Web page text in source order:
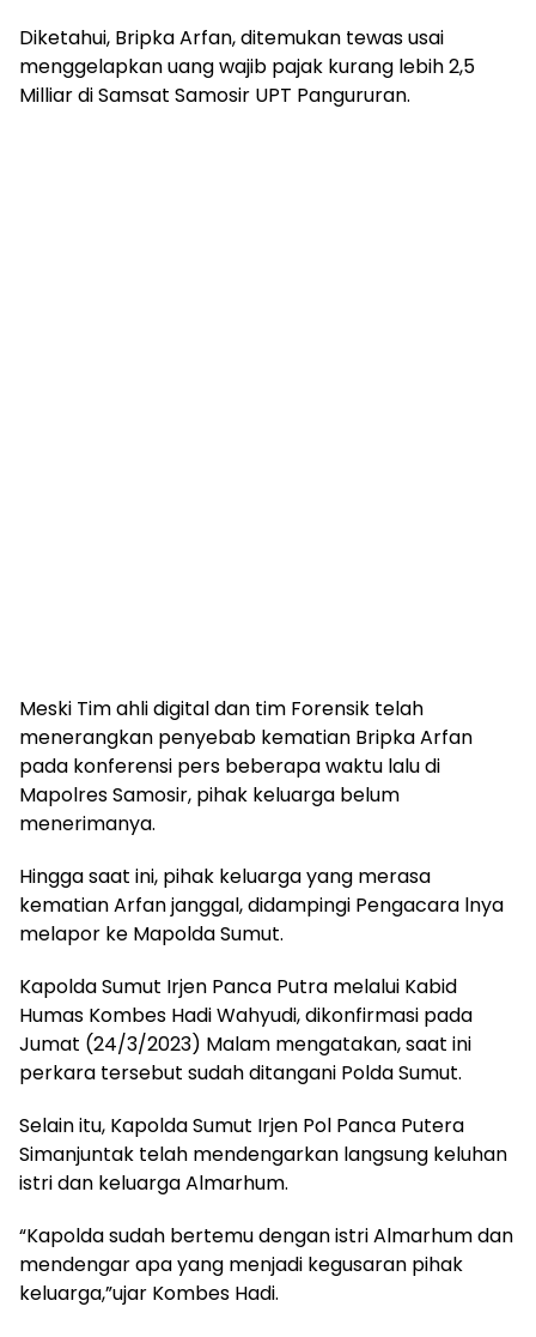
Diketahui, Bripka Arfan, ditemukan tewas usai
menggelapkan uang wajib pajak kurang lebih 2,5
Milliar di Samsat Samosir UPT Pangururan.
Meski Tim ahli digital dan tim Forensik telah
menerangkan penyebab kematian Bripka Arfan
pada konferensi pers beberapa waktu lalu di
Mapolres Samosir, pihak keluarga belum
menerimanya.
Hingga saat ini, pihak keluarga yang merasa
kematian Arfan janggal, didampingi Pengacara lnya
melapor ke Mapolda Sumut.
Kapolda Sumut Irjen Panca Putra melalui Kabid
Humas Kombes Hadi Wahyudi, dikonfirmasi pada
Jumat (24/3/2023) Malam mengatakan, saat ini
perkara tersebut sudah ditangani Polda Sumut.
Selain itu, Kapolda Sumut Irjen Pol Panca Putera
Simanjuntak telah mendengarkan langsung keluhan
istri dan keluarga Almarhum.
“Kapolda sudah bertemu dengan istri Almarhum dan
mendengar apa yang menjadi kegusaran pihak
keluarga,”ujar Kombes Hadi.